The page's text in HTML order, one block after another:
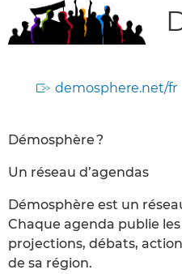
demosphere.net/fr
Démosphère ?
Un réseau d’agendas
Démosphère est un
Chaque agenda publie
projections, débats,
de sa région.